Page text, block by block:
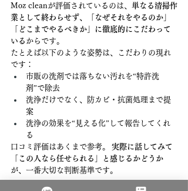
Moz cleanが評価されているのは、 単なる清掃作
業として終わらせず、「なぜそれをやるのか」
「どこまでやるべきか」に徹底的にこだわって
いる からです。
たとえば以下のような姿勢は、こだわりの現れ
です：
市販の洗剤では落ちない汚れを“特許洗
剤”で除去
洗浄だけでなく、防カビ・抗菌処理まで提
案
洗浄の効果を“見える化”して報告してくれ
る
口コミ評価はあくまで参考。 実際に話してみて
「この人なら任せられる」と感じるかどうか
が、一番大切な判断基準です。